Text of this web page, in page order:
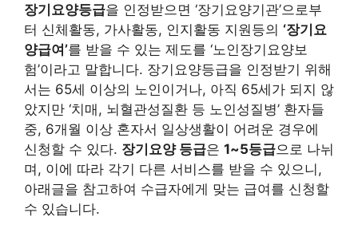
장기요양등급을 인정받으면 ‘장기요양기관’으로부
터 신체활동, 가사활동, 인지활동 지원등의 ‘장기요
양급여’를 받을 수 있는 제도를 ‘노인장기요양보
험’이라고 말합니다. 장기요양등급을 인정받기 위해
서는 65세 이상의 노인이거나, 아직 65세가 되지 않
았지만 ‘치매, 뇌혈관성질환 등 노인성질병’ 환자들
중, 6개월 이상 혼자서 일상생활이 어려운 경우에
신청할 수 있다. 장기요양 등급은 1~5등급으로 나뉘
며, 이에 따라 각기 다른 서비스를 받을 수 있으니,
아래글을 참고하여 수급자에게 맞는 급여를 신청할
수 있습니다.